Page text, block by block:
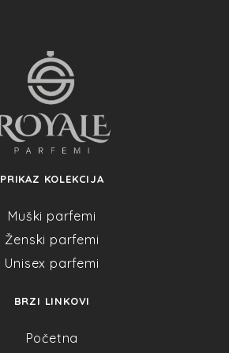
PRIKAZ KOLEKCIJA
Muški parfemi
Ženski parfemi
Unisex parfemi
BRZI LINKOVI
Početna